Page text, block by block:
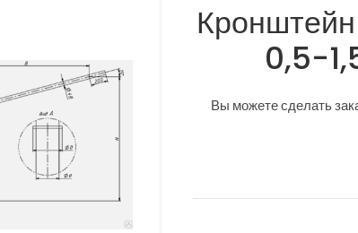
0,5-
Вы можете сделать